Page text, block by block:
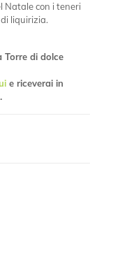
Natale con i teneri
liquirizia.
Torre di dolce
e riceverai in